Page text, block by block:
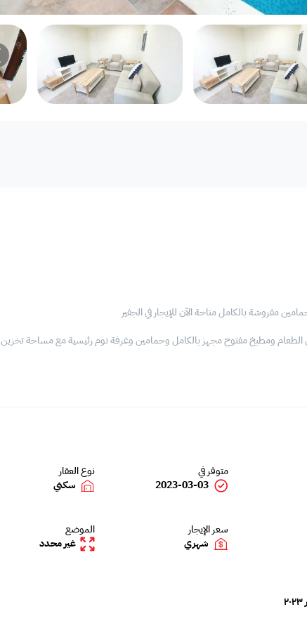
مفروشة بالكامل متاحة الآن للإيجار في الجفير
ومطبخ مفتوح مجهز بالكامل وحمامين وغرفة نوم رئيسية مع مساحة تخزين
متوفر في
2023-03-03
نوع العقار
سكني
سعر الإيجار
شهري
الموضع
غير محدد